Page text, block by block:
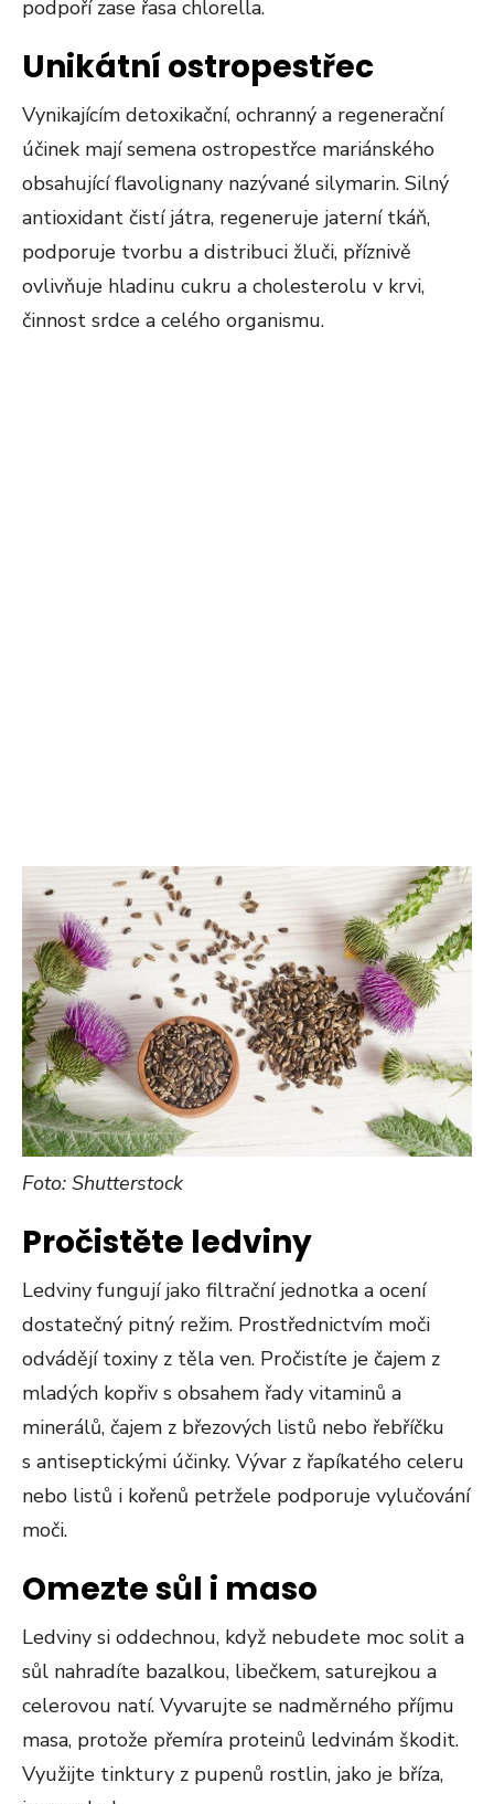
podpoří zase řasa chlorella.
Unikátní ostropestřec
Vynikajícím detoxikační, ochranný a regenerační
účinek mají semena ostropestřce mariánského
obsahující flavolignany nazývané silymarin. Silný
antioxidant čistí játra, regeneruje jaterní tkáň,
podporuje tvorbu a distribuci žluči, příznivě
ovlivňuje hladinu cukru a cholesterolu v krvi,
činnost srdce a celého organismu.
Foto: Shutterstock
Pročistěte ledviny
Ledviny fungují jako filtrační jednotka a ocení
dostatečný pitný režim. Prostřednictvím moči
odvádějí toxiny z těla ven. Pročistíte je čajem z
mladých kopřiv s obsahem řady vitaminů a
minerálů, čajem z březových listů nebo řebříčku
s antiseptickými účinky. Vývar z řapíkatého celeru
nebo listů i kořenů petržele podporuje vylučování
moči.
Omezte sůl i maso
Ledviny si oddechnou, když nebudete moc solit a
sůl nahradíte bazalkou, libečkem, saturejkou a
celerovou natí. Vyvarujte se nadměrného příjmu
masa, protože přemíra proteinů ledvinám škodit.
Využijte tinktury z pupenů rostlin, jako je bříza,